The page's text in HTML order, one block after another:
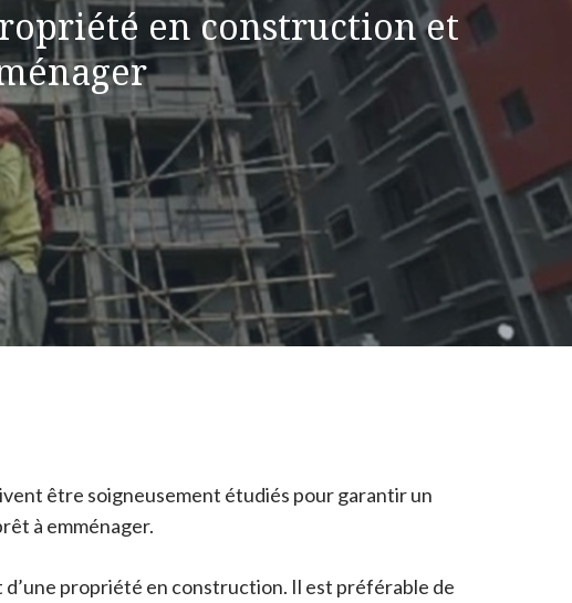
en construction et
être soigneusement étudiés pour garantir un
à emménager.
d’une propriété en construction. Il est préférable de